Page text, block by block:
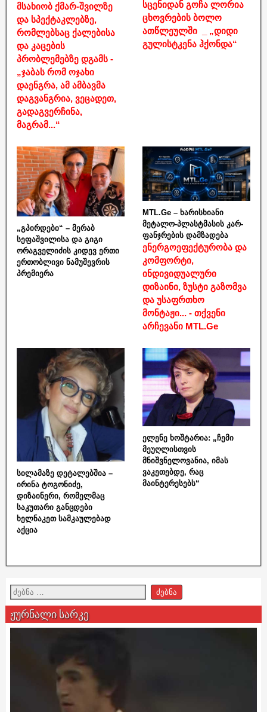
მსახიობ ქმარ-შვილზე
და სპექტაკლებზე,
რომლებსაც ქალებისა
და კაცების
პრობლემებზე დგამს -
„ჯაბას რომ ოჯახი
დაენგრა, ამ ამბავმა
დაგვანგრია, ვეცადეთ,
გადაგვერჩინა,
მაგრამ...“
სცენიდან გოჩა ლორია
ცხოვრების ბოლო
ათწლეულში _ „დიდი
გულისტკენა ჰქონდა“
„გპირდები“ – მერაბ
სეფაშვილისა და გიგი
ორაგველიძის კიდევ ერთი
ერთობლივი ნამუშევრის
პრემიერა
MTL.Ge – ხარისხიანი
მეტალო-პლასტმასის კარ-
ფანჯრების დამზადება
ენერგოეფექტურობა და
კომფორტი,
ინდივიდუალური
დიზაინი, ზუსტი გაზომვა
და უსაფრთხო
მონტაჟი... - თქვენი
არჩევანი MTL.Ge
სილამაზე დეტალებშია –
ირინა ტოგონიძე,
დიზაინერი, რომელმაც
საკუთარი განცდები
ხელნაკეთ სამკაულებად
აქცია
ელენე ხოშტარია: „ჩემი
მეუღლისთვის
მნიშვნელოვანია, იმას
ვაკეთებდე, რაც
მაინტერესებს“
ჟურნალი სარკე